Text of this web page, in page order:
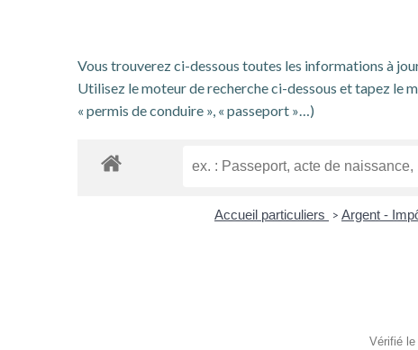
Vous trouverez ci-dessous toutes les informations à
Utilisez le moteur de recherche ci-dessous et tapez le
« permis de conduire », « passeport »…)
Accueil particuliers > Argent -
Vérifié le